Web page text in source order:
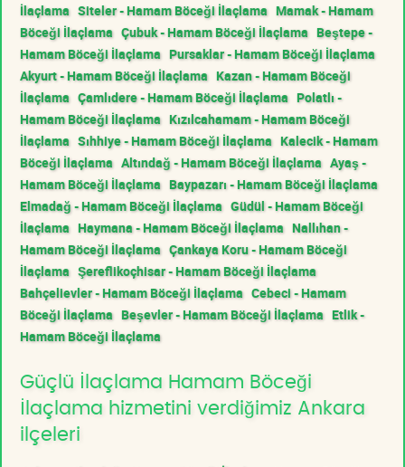
İlaçlama Siteler - Hamam Böceği İlaçlama Mamak - Hamam
Böceği İlaçlama Çubuk - Hamam Böceği İlaçlama Beştepe -
Hamam Böceği İlaçlama Pursaklar - Hamam Böceği İlaçlama
Akyurt - Hamam Böceği İlaçlama Kazan - Hamam Böceği
İlaçlama Çamlıdere - Hamam Böceği İlaçlama Polatlı -
Hamam Böceği İlaçlama Kızılcahamam - Hamam Böceği
İlaçlama Sıhhiye - Hamam Böceği İlaçlama Kalecik - Hamam
Böceği İlaçlama Altındağ - Hamam Böceği İlaçlama Ayaş -
Hamam Böceği İlaçlama Baypazarı - Hamam Böceği İlaçlama
Elmadağ - Hamam Böceği İlaçlama Güdül - Hamam Böceği
İlaçlama Haymana - Hamam Böceği İlaçlama Nallıhan -
Hamam Böceği İlaçlama Çankaya Koru - Hamam Böceği
İlaçlama Şereflikoçhisar - Hamam Böceği İlaçlama
Bahçelievler - Hamam Böceği İlaçlama Cebeci - Hamam
Böceği İlaçlama Beşevler - Hamam Böceği İlaçlama Etlik -
Hamam Böceği İlaçlama
Güçlü İlaçlama Hamam Böceği
İlaçlama hizmetini verdiğimiz Ankara
ilçeleri